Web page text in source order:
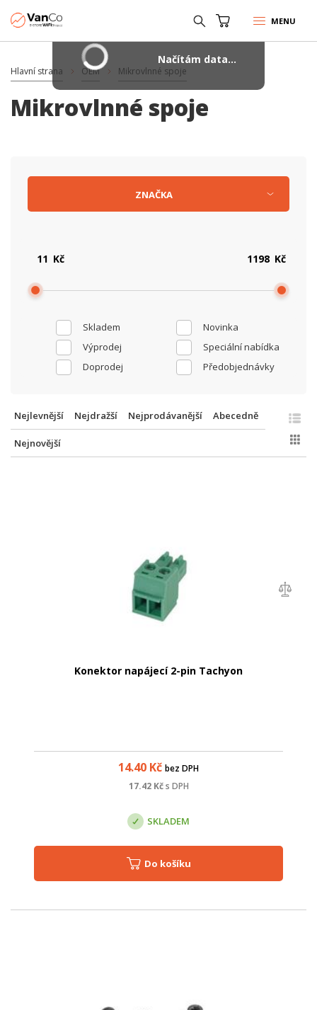
MENU
Hlavní strana OEM Mikrovlnné spoje
Mikrovlnné spoje
Skladem
Novinka
Výprodej
Speciální nabídka
Doprodej
Předobjednávky
Kč Kč
ZNAČKA
Nejlevnější Nejdražší Nejprodávanější Abecedně
Nejnovější
Konektor napájecí 2-pin Tachyon
14.40 Kč bez DPH
17.42Kč s DPH
SKLADEM
Do košíku
Načítám data...